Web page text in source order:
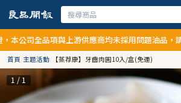
全品項與上游供應商均未採用問題油品，請安心
首頁/主題活動/ 【蒸荐康】牙齒肉圓10入/盒(免運)
1 / 1